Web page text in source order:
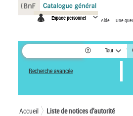
Espace personnel Aide Une
Tout
Recherche avancée
Accueil Liste de notices d’autorité
Panneau de gestion des cookies